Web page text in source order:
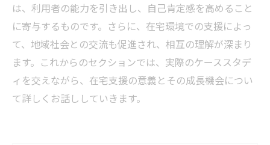
は、利用者の能力を引き出し、自己肯定感を高めること
に寄与するものです。さらに、在宅環境での支援によっ
て、地域社会との交流も促進され、相互の理解が深まり
ます。これからのセクションでは、実際のケーススタデ
ィを交えながら、在宅支援の意義とその成長機会につい
て詳しくお話ししていきます。